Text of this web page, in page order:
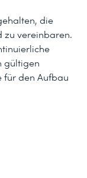
die
zu vereinbaren.
gültigen
für den Aufbau